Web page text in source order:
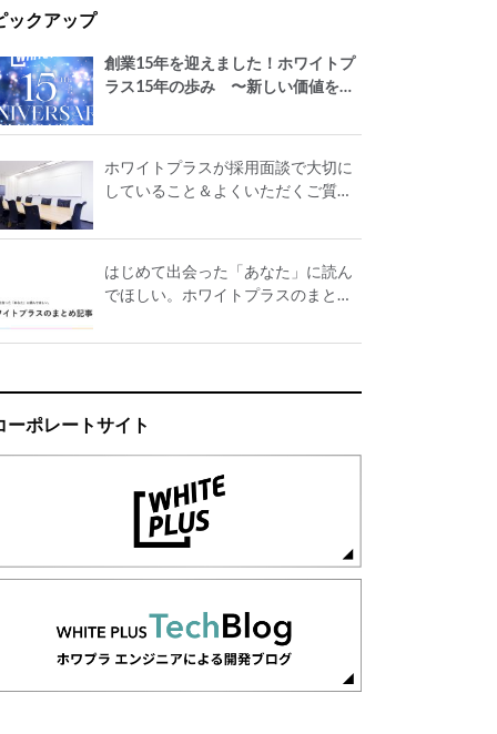
ックアップ
創業15年を迎えました！ホワイトプ
ラス15年の歩み 〜新しい価値を世
したい〜
ホワイトプラスが採用面談で大切に
していること＆よくいただくご質問
はじめて出会った「あなた」に読ん
でほしい。ホワイトプラスのまとめ
ーポレートサイト